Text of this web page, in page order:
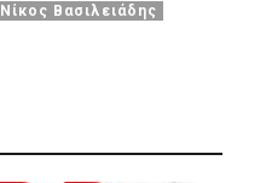
Νίκος Βασιλειάδης